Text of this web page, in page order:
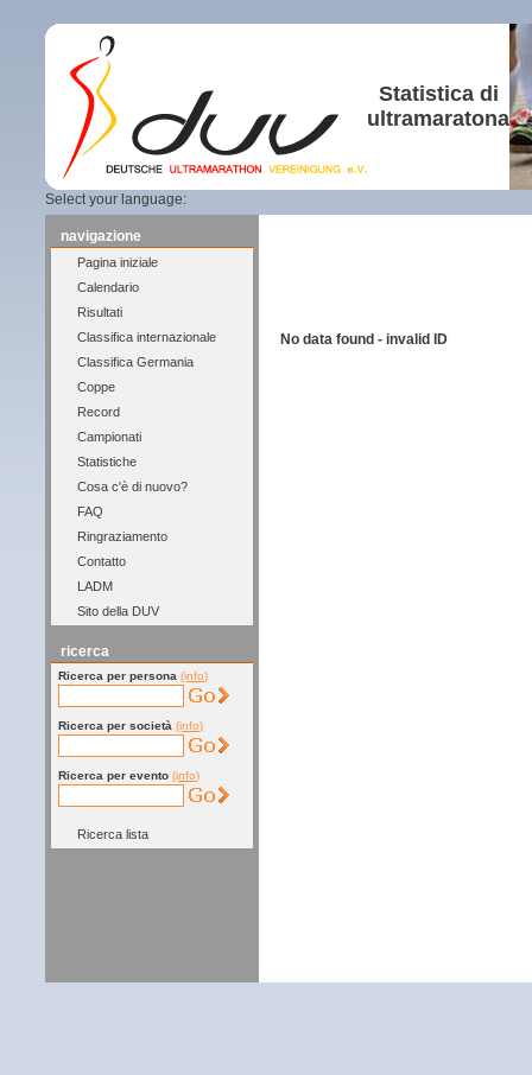
Statistica di
ultramaratona
Select your language:
navigazione
Pagina iniziale
Calendario
Risultati
Classifica internazionale
Classifica Germania
Coppe
Record
Campionati
Statistiche
Cosa c'è di nuovo?
FAQ
Ringraziamento
Contatto
LADM
Sito della DUV
ricerca
Ricerca per persona (info)
Ricerca per società (info)
Ricerca per evento (info)
Ricerca lista
No data found - invalid ID